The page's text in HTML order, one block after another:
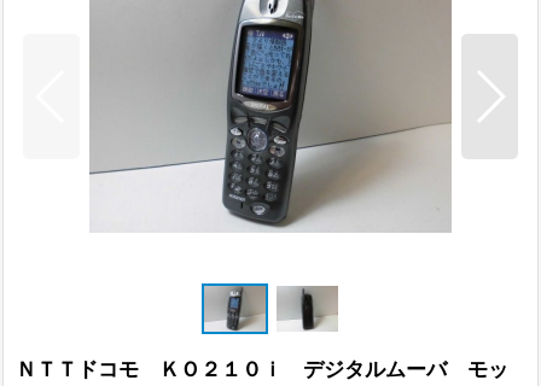
ＮＴＴドコモ ＫＯ２１０ｉ デジタルムーバ モッ